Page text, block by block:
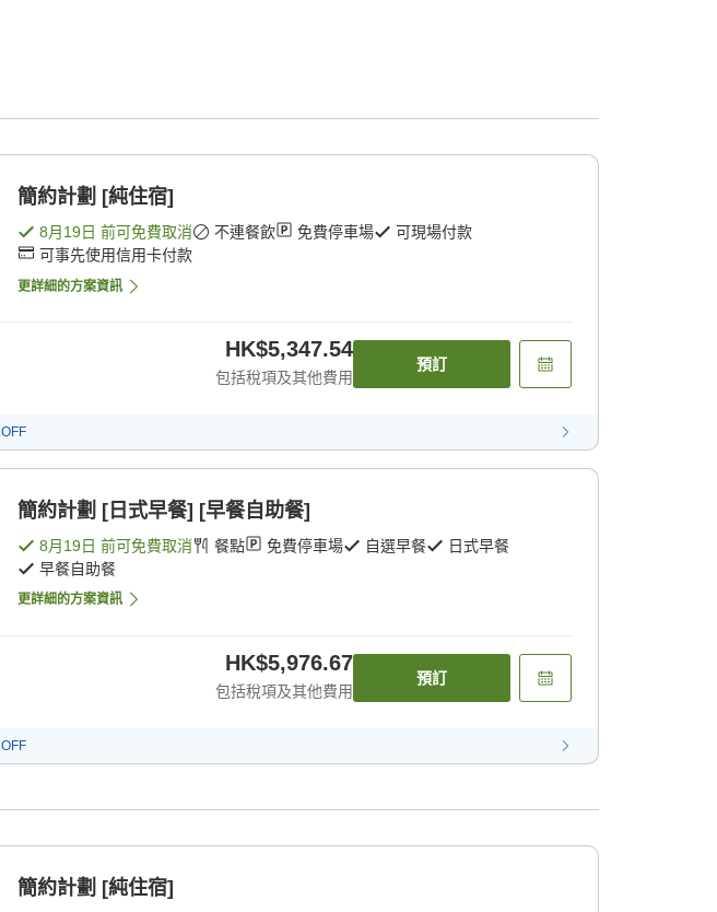
簡約計劃 [純住宿]
8月19日 前可免費取消 不連餐飲 免費停車場
可現場付款
可事先使用信用卡付款
更詳細的方案資訊
HK$5,347.54
包括稅項及其他費用
預訂
OFF
簡約計劃 [日式早餐] [早餐自助餐]
8月19日 前可免費取消 餐點 免費停車場 自選早餐
日式早餐
早餐自助餐
更詳細的方案資訊
HK$5,976.67
包括稅項及其他費用
預訂
OFF
簡約計劃 [純住宿]